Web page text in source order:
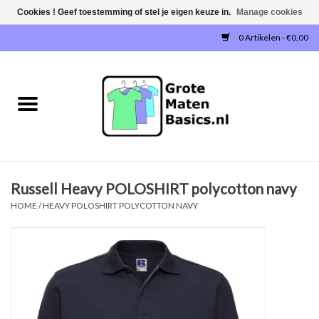
0 Artikelen - €0,00
NIEUW!
SWEATERS / SWEATVESTEN
JOGGINGBROEKEN
SINGLETS
Russell Heavy POLOSHIRT polycotton navy
HOME /HEAVY POLOSHIRT POLYCOTTON NAVY
Cookies ! Geef toestemming of stel je eigen keuze in. Manage cookies